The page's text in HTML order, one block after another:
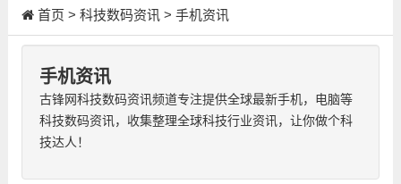
首页 > 科技数码资讯 > 手机资讯
手机资讯
古锋网科技数码资讯频道专注提供全球最新手机，电脑等
科技数码资讯，收集整理全球科技行业资讯，让你做个科
技达人！